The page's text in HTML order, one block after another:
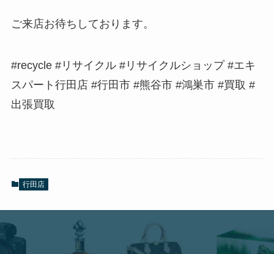
ご来店お待ちしております。
#recycle #リサイクル #リサイクルショップ #エキ
スパート行田店 #行田市 #熊谷市 #鴻巣市 #買取 #
出張買取
行田店